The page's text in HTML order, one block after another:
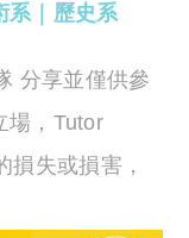
系｜ 歷史系
分享並僅供參
場，Tutor
失或損害，